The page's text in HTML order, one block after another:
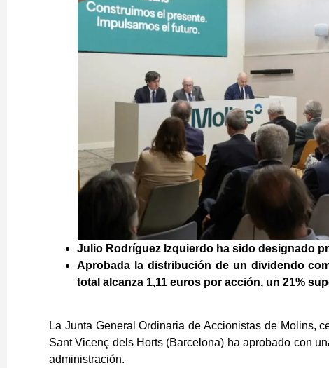
Julio Rodríguez Izquierdo ha sido designado
Aprobada la distribución de un dividendo
total alcanza 1,11 euros por acción, un 21%
La Junta General Ordinaria de Accionistas de Molins,
Sant Vicenç dels Horts (Barcelona) ha aprobado con
administración.